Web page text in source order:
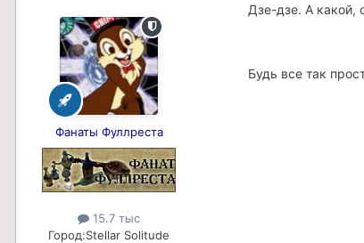
Фанаты Фуллреста
15.7 тыс
Город:Stellar Solitude
Дзе-дзе. А какой,
Будь все так